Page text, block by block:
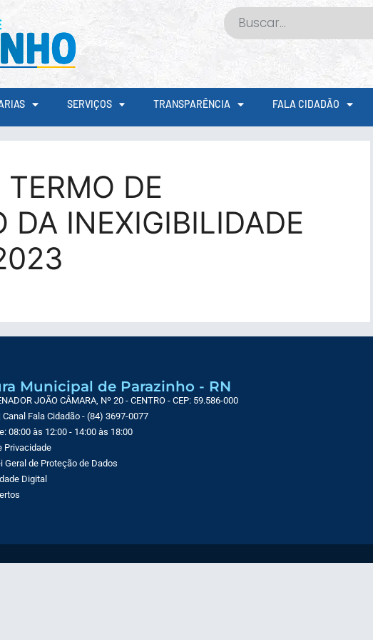
SERVIÇOS TRANSPARÊNCIA FALA CIDADÃO
DE
DA INEXIGIBILIDADE
Municipal de Parazinho - RN
JOÃO CÂMARA, Nº 20 - CENTRO - CEP: 59.586-000
Fala Cidadão - (84) 3697-0077
08:00 às 12:00 - 14:00 às 18:00
Privacidade
Geral de Proteção de Dados
Digital